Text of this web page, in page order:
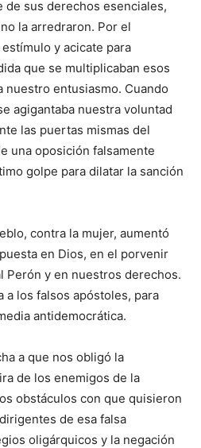
sus derechos esenciales,
la arredraron. Por el
y acicate para
que se multiplicaban esos
nuestro entusiasmo. Cuando
agigantaba nuestra voluntad
las puertas mismas del
una oposición falsamente
golpe para dilatar la sanción
contra la mujer, aumentó
en Dios, en el porvenir
Perón y en nuestros derechos.
a los falsos apóstoles, para
antidemocrática.
a que nos obligó la
de los enemigos de la
obstáculos con que quisieron
de esa falsa
oligárquicos y la negación